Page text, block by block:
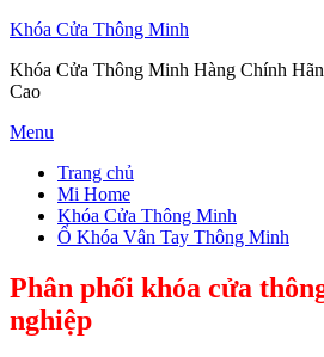
Khóa Cửa Thông Minh
Khóa Cửa Thông Minh Hàng Chính
Cao
Skip
content
Menu
Trang chủ
Mi Home
Khóa Cửa Thông Minh
Ổ Khóa Vân Tay Thông Minh
Phân phối khóa cửa
nghiệp